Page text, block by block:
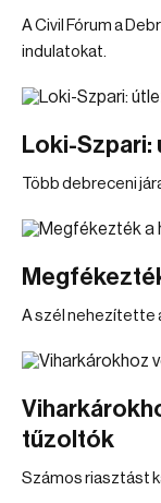
A Civil Fórum a
indulatokat.
Loki-
Több debreceni
A szél nehezítette
tűzoltók
Számos riasztást